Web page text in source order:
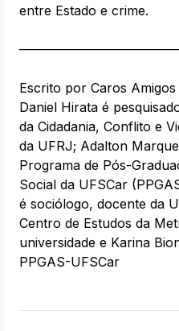
entre Estado e crime.
Escrito por Caros Amigos
Daniel Hirata é
da Cidadania, Conflito e
da UFRJ; Adalton
Programa de Pós-
Social da UFSCar
é sociólogo, docente da
Centro de Estudos da
universidade e Karina
PPGAS-UFSCar